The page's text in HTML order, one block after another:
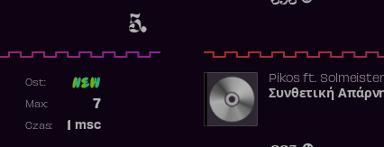
5.
Ost:
7
Max:
msc
Czas:
Pikosft. Solmeister
Συνθετική